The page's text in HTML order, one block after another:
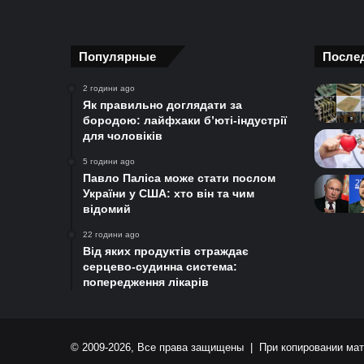
Популярные
2 години ago
Як правильно доглядати за
бородою: лайфхаки б’юті-індустрії
для чоловіків
5 години ago
Павло Паліса може стати послом
України у США: хто він та чим
відомий
22 години ago
Від яких продуктів страждає
серцево-судинна система:
попередження лікарів
© 2009-2026, Все права защищены | При копировании